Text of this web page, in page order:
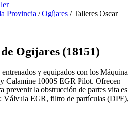
Provincia /Ogíjares /Talleres Oscar
Ogíjares (18151)
y equipados con los Máquina
Calamine 1000S EGR Pilot. Ofrecen
prevenir la obstrucción de partes vitales
Válvula EGR, filtro de partículas (DPF),